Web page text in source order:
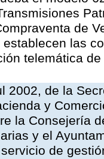
de
las
telemática
2002, de la
y
la Consejería
y el
de